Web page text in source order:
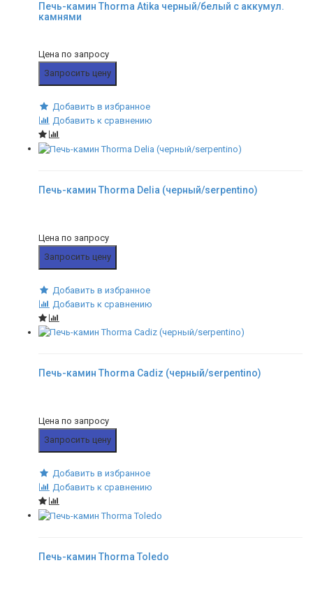
Печь-камин Thorma Atika черный/белый с аккумул.
камнями
Цена по запросу
Запросить цену
Добавить в избранное
Добавить к сравнению
Печь-камин Thorma Delia (черный/serpentino)
Цена по запросу
Запросить цену
Добавить в избранное
Добавить к сравнению
Печь-камин Thorma Cadiz (черный/serpentino)
Цена по запросу
Запросить цену
Добавить в избранное
Добавить к сравнению
Печь-камин Thorma Toledo